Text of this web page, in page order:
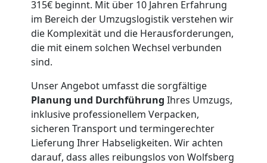
315€ beginnt. Mit über 10 Jahren Erfahrung
im Bereich der Umzugslogistik verstehen wir
die Komplexität und die Herausforderungen,
die mit einem solchen Wechsel verbunden
sind.
Unser Angebot umfasst die sorgfältige
Planung und Durchführung Ihres Umzugs,
inklusive professionellem Verpacken,
sicheren Transport und termingerechter
Lieferung Ihrer Habseligkeiten. Wir achten
darauf, dass alles reibungslos von Wolfsberg